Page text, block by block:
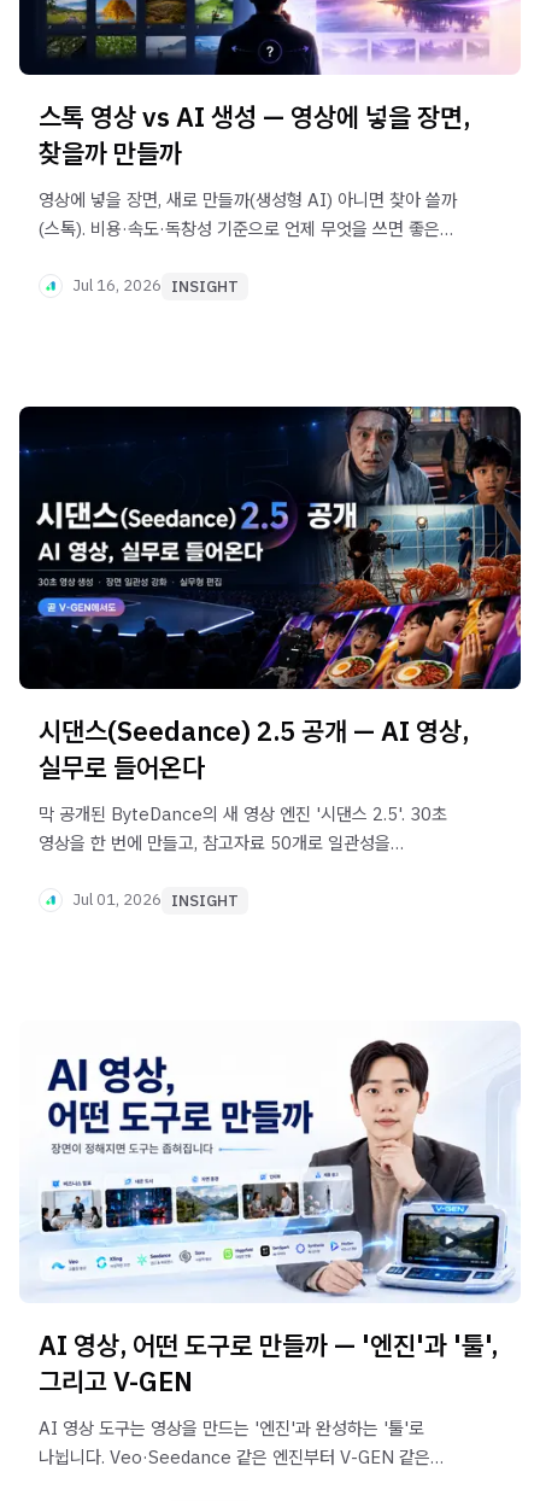
스톡 영상 vs AI 생성 — 영상에 넣을 장면,
찾을까 만들까
영상에 넣을 장면, 새로 만들까(생성형 AI) 아니면 찾아 쓸까
(스톡). 비용·속도·독창성 기준으로 언제 무엇을 쓰면 좋은지
고르는 법까지 안내합니다.
Jul 16, 2026 INSIGHT
시댄스(Seedance) 2.5 공개 — AI 영상,
실무로 들어온다
막 공개된 ByteDance의 새 영상 엔진 '시댄스 2.5'. 30초
영상을 한 번에 만들고, 참고자료 50개로 일관성을
V-GEN에서 쓰는 법까지 비전문가 눈높이로 정리했습니다.
Jul 01, 2026 INSIGHT
AI 영상, 어떤 도구로 만들까 — '엔진'과 '툴',
그리고 V-GEN
AI 영상 도구는 영상을 만드는 '엔진'과 완성하는 '툴'로
나뉩니다. Veo·Seedance 같은 엔진부터 V-GEN 같은